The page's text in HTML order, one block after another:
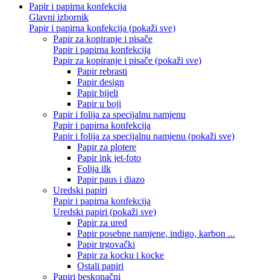
Papir i papirna konfekcija
Glavni izbornik
Papir i papirna konfekcija (pokaži sve)
Papir za kopiranje i pisače
Papir i papirna konfekcija
Papir za kopiranje i pisače (pokaži sve)
Papir rebrasti
Papir design
Papir bijeli
Papir u boji
Papir i folija za specijalnu namjenu
Papir i papirna konfekcija
Papir i folija za specijalnu namjenu (pokaži sve)
Papir za plotere
Papir ink jet-foto
Folija ilk
Papir paus i diazo
Uredski papiri
Papir i papirna konfekcija
Uredski papiri (pokaži sve)
Papir za ured
Papir posebne namjene, indigo, karbon ...
Papir trgovački
Papir za kocku i kocke
Ostali papiri
Papiri beskonačni